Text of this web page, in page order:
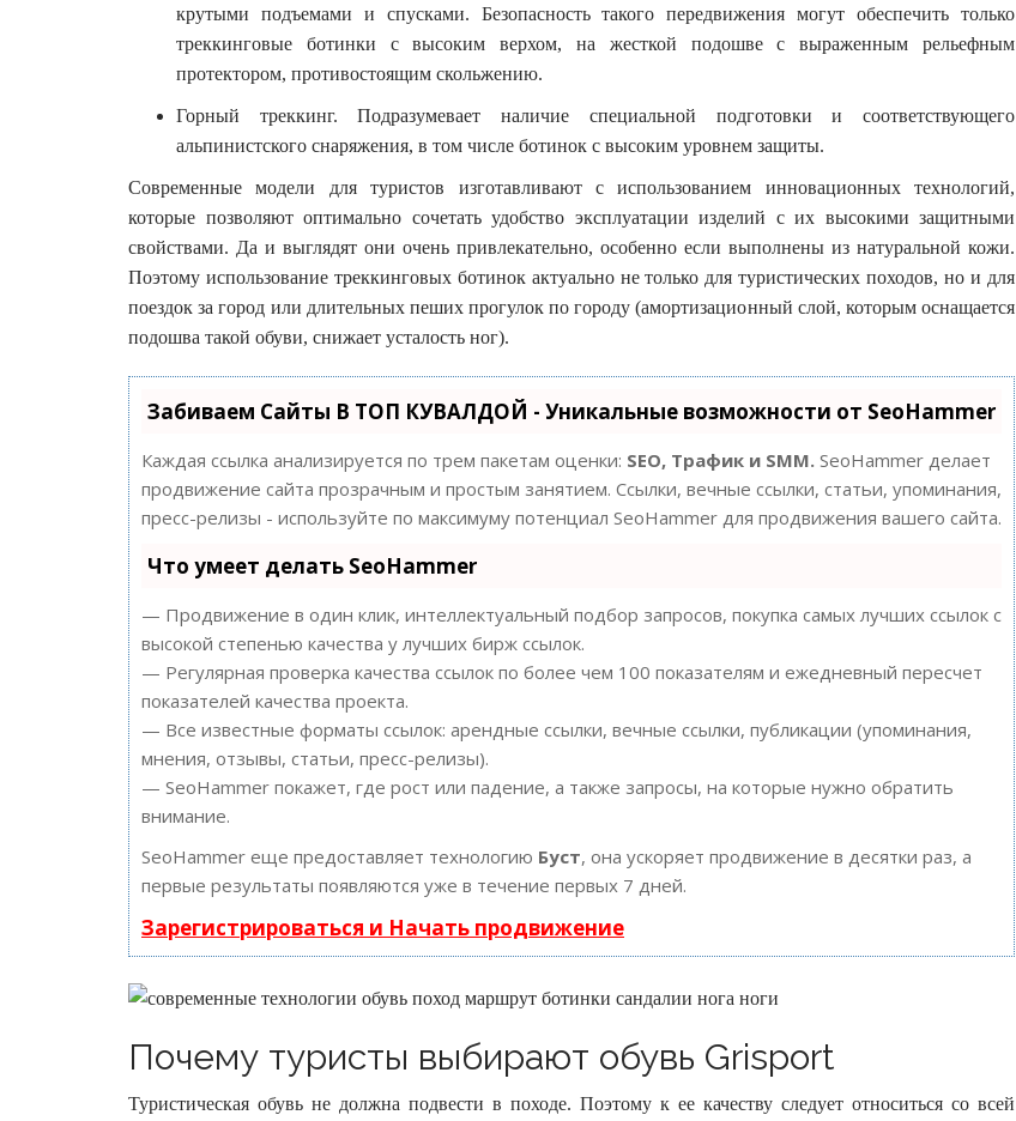
крутыми подъемами и спусками. Безопасность такого передвижения могут обеспечить только
треккинговые ботинки с высоким верхом, на жесткой подошве с выраженным рельефным
протектором, противостоящим скольжению.
Горный треккинг. Подразумевает наличие специальной подготовки и соответствующего
альпинистского снаряжения, в том числе ботинок с высоким уровнем защиты.
Современные модели для туристов изготавливают с использованием инновационных технологий,
которые позволяют оптимально сочетать удобство эксплуатации изделий с их высокими защитными
свойствами. Да и выглядят они очень привлекательно, особенно если выполнены из натуральной кожи.
Поэтому использование треккинговых ботинок актуально не только для туристических походов, но и для
поездок за город или длительных пеших прогулок по городу (амортизационный слой, которым оснащается
подошва такой обуви, снижает усталость ног).
Забиваем Сайты В ТОП КУВАЛДОЙ - Уникальные возможности от SeoHammer
Каждая ссылка анализируется по трем пакетам оценки: SEO, Трафик и SMM. SeoHammer делает
продвижение сайта прозрачным и простым занятием. Ссылки, вечные ссылки, статьи, упоминания,
пресс-релизы - используйте по максимуму потенциал SeoHammer для продвижения вашего сайта.
Что умеет делать SeoHammer
— Продвижение в один клик, интеллектуальный подбор запросов, покупка самых лучших ссылок с
высокой степенью качества у лучших бирж ссылок.
— Регулярная проверка качества ссылок по более чем 100 показателям и ежедневный пересчет
показателей качества проекта.
— Все известные форматы ссылок: арендные ссылки, вечные ссылки, публикации (упоминания,
мнения, отзывы, статьи, пресс-релизы).
— SeoHammer покажет, где рост или падение, а также запросы, на которые нужно обратить
внимание.
SeoHammer еще предоставляет технологию Буст, она ускоряет продвижение в десятки раз, а
первые результаты появляются уже в течение первых 7 дней.
Зарегистрироваться и Начать продвижение
Почему туристы выбирают обувь Grisport
Туристическая обувь не должна подвести в походе. Поэтому к ее качеству следует относиться со всей